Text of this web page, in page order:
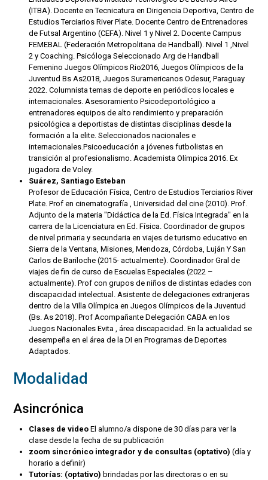
(ITBA). Docente en Tecnicatura en Dirigencia Deportiva, Centro de
Estudios Terciarios River Plate. Docente Centro de Entrenadores
de Futsal Argentino (CEFA). Nivel 1 y Nivel 2. Docente Campus
FEMEBAL (Federación Metropolitana de Handball). Nivel 1 ,Nivel
2 y Coaching. Psicóloga Seleccionado Arg de Handball
Femenino Juegos Olímpicos Rio2016, Juegos Olímpicos de la
Juventud Bs As2018, Juegos Suramericanos Odesur, Paraguay
2022. Columnista temas de deporte en periódicos locales e
internacionales. Asesoramiento Psicodeportológico a
entrenadores equipos de alto rendimiento y preparación
psicológica a deportistas de distintas disciplinas desde la
formación a la elite. Seleccionados nacionales e
internacionales.Psicoeducación a jóvenes futbolistas en
transición al profesionalismo. Academista Olímpica 2016. Ex
jugadora de Voley.
Suárez, Santiago Esteban
Profesor de Educación Física, Centro de Estudios Terciarios River
Plate. Prof en cinematografía , Universidad del cine (2010). Prof.
Adjunto de la materia "Didáctica de la Ed. Física Integrada" en la
carrera de la Licenciatura en Ed. Física. Coordinador de grupos
de nivel primaria y secundaria en viajes de turismo educativo en
Sierra de la Ventana, Misiones, Mendoza, Córdoba, Luján Y San
Carlos de Bariloche (2015- actualmente). Coordinador Gral de
viajes de fin de curso de Escuelas Especiales (2022 –
actualmente). Prof con grupos de niños de distintas edades con
discapacidad intelectual. Asistente de delegaciones extranjeras
dentro de la Villa Olímpica en Juegos Olímpicos de la Juventud
(Bs. As 2018). Prof Acompañante Delegación CABA en los
Juegos Nacionales Evita , área discapacidad. En la actualidad se
desempeña en el área de la DI en Programas de Deportes
Adaptados.
Modalidad
Asincrónica
Clases de video El alumno/a dispone de 30 días para ver la
clase desde la fecha de su publicación
zoom sincrónico integrador y de consultas (optativo)(día y
horario a definir)
Tutorías: (optativo) brindadas por las directoras o en su